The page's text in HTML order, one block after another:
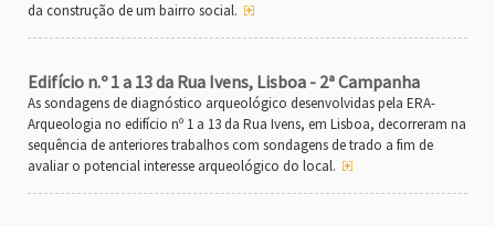
da construção de um bairro social.
Edifício n.º 1 a 13 da Rua Ivens, Lisboa - 2ª Campanha
As sondagens de diagnóstico arqueológico desenvolvidas pela ERA-
Arqueologia no edifício nº 1 a 13 da Rua Ivens, em Lisboa, decorreram na
sequência de anteriores trabalhos com sondagens de trado a fim de
avaliar o potencial interesse arqueológico do local.